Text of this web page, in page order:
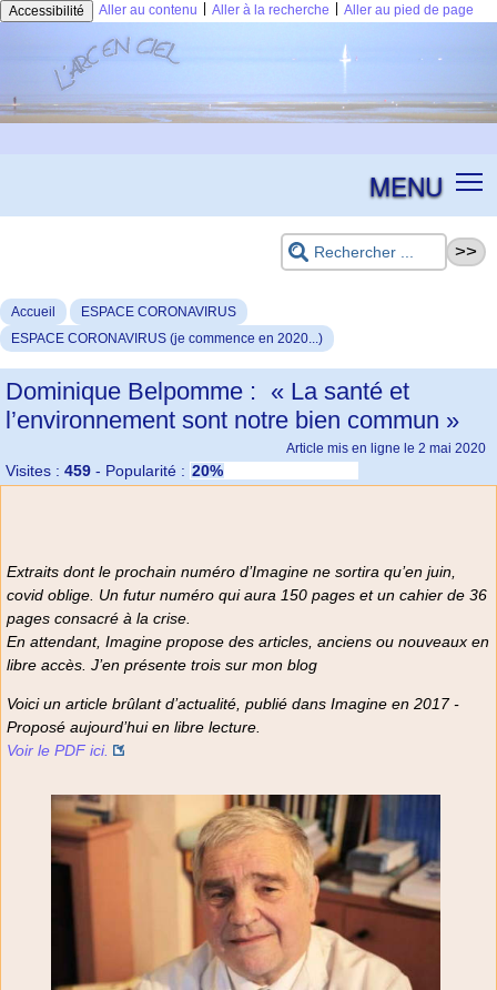
Accessibilité Aller au contenu Aller à la recherche Aller au pied de page
MENU
Accueil
ESPACE CORONAVIRUS
ESPACE CORONAVIRUS (je commence en 2020...)
Dominique Belpomme : « La santé et
l’environnement sont notre bien commun »
Article mis en ligne le 2 mai 2020
Visites : 459 - Popularité : 20%
Extraits dont le prochain numéro d’Imagine ne sortira qu’en juin,
covid oblige. Un futur numéro qui aura 150 pages et un cahier de 36
pages consacré à la crise.
En attendant, Imagine propose des articles, anciens ou nouveaux en
libre accès. J’en présente trois sur mon blog
Voici un article brûlant d’actualité, publié dans Imagine en 2017 -
Proposé aujourd’hui en libre lecture.
Voir le PDF ici.